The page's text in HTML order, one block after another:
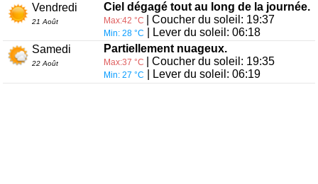
Vendredi
21 Août
Ciel dégagé tout au long de la journée.
Max:42 °C | Coucher du soleil: 19:37
Min: 28 °C
| Lever du soleil: 06:18
Samedi
22 Août
Partiellement nuageux.
Max:37 °C | Coucher du soleil: 19:35
Min: 27 °C | Lever du soleil: 06:19